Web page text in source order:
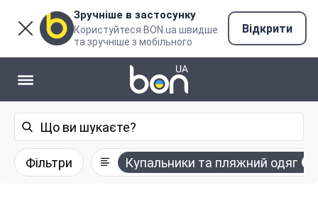
Зручніше в застосунку
Користуйтеся BON.ua швидше
та зручніше з мобільного
Відкрити
Фільтри Купальники та пляжний одяг